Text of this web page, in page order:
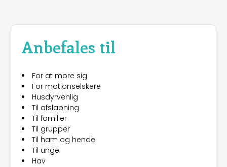
Anbefales til
For at more sig
For motionselskere
Husdyrvenlig
Til afslapning
Til familier
Til grupper
Til ham og hende
Til unge
Hav